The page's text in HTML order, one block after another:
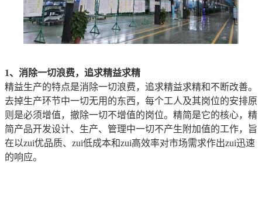
1、消除一切浪费，追求精益求精
精益生产的特点是消除一切浪费，追求精益求精和不断改善。
去掉生产环节中一切无用的东西，每个工人及其岗位的安排原
则是必须增值，撤除一切不增值的岗位。精简是它的核心，精
简产品开发设计、生产、管理中一切不产生附加值的工作，旨
在以zui优品质、zui低成本和zui高效率对市场需求作出zui迅速
的响应。